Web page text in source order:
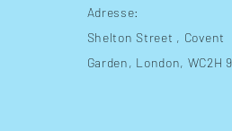
Adresse:
Shelton Street , Covent
Garden, London, WC2H